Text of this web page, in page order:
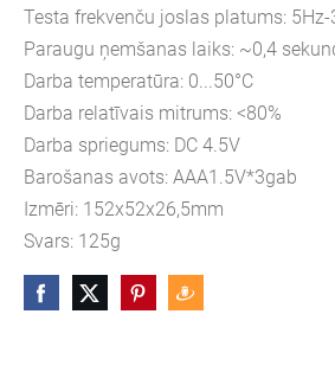
Testa frekvenču joslas platums:
Paraugu ņemšanas laiks: ~0,4
Darba temperatūra: 0...50°C
Darba relatīvais mitrums: <80%
Darba spriegums: DC 4.5V
Barošanas avots: AAA1.5V*3gab
Izmēri: 152x52x26,5mm
Svars: 125g